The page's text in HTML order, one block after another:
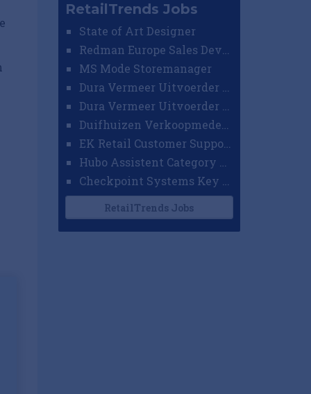
RetailTrends Jobs
State of Art Designer
MS Mode Storemanager
EK Retail Customer Support Omnichannel
RetailTrends Jobs